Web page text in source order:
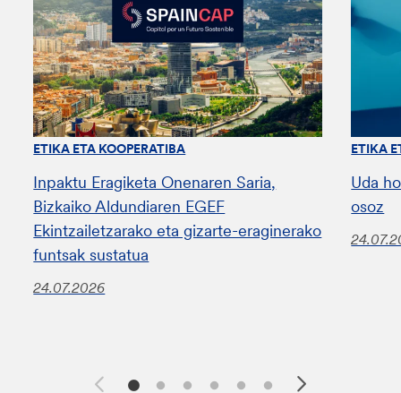
ETIKA ETA KOOPERATIBA
Inpaktu Eragiketa Onenaren Saria,
Bizkaiko Aldundiaren EGEF
Ekintzailetzarako eta gizarte-eraginerako
funtsak sustatua
24.07.2026
ETIKA
Uda
osoz